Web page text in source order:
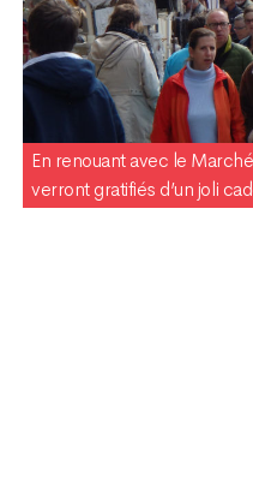
En renouant avec le
verront gratifiés d’un joli